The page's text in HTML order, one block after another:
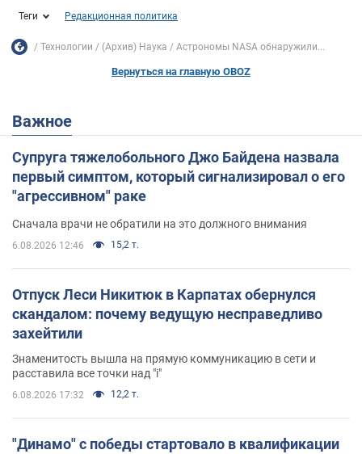
Теги Редакционная политика
Технологии (Архив) Наука Астрономы NASA обнаружили...
Вернуться на главную OBOZ
Важное
Супруга тяжелобольного Джо Байдена назвала
первый симптом, который сигнализировал о его
"агрессивном" раке
Сначала врачи не обратили на это должного внимания
6.08.2026 12:46 15,2 т.
Отпуск Леси Никитюк в Карпатах обернулся
скандалом: почему ведущую несправедливо
захейтили
Знаменитость вышла на прямую коммуникацию в сети и
расставила все точки над "i"
6.08.2026 17:32 12,2 т.
"Динамо" с победы стартовало в квалификации